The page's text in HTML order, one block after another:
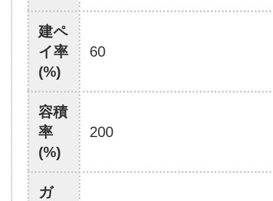
建ペ
イ率
(%)
60
容積
率
(%)
200
ガ